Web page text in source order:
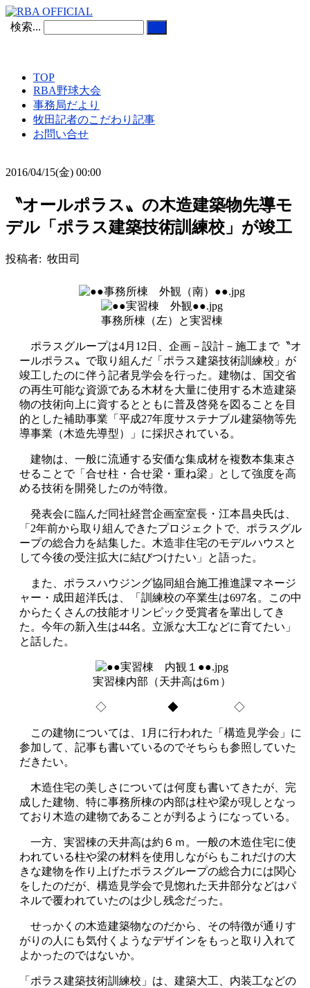
検索...
TOP
RBA野球大会
事務局だより
牧田記者のこだわり記事
お問い合せ
2016/04/15(金) 00:00
〝オールポラス〟の木造建築物先導モ
デル「ポラス建築技術訓練校」が竣工
投稿者: 牧田司
事務所棟（左）と実習棟
ポラスグループは4月12日、企画－設計－施工まで〝オ
ールポラス〟で取り組んだ「ポラス建築技術訓練校」が
竣工したのに伴う記者見学会を行った。建物は、国交省
の再生可能な資源である木材を大量に使用する木造建築
物の技術向上に資するとともに普及啓発を図ることを目
的とした補助事業「平成27年度サステナブル建築物等先
導事業（木造先導型）」に採択されている。
建物は、一般に流通する安価な集成材を複数本集束さ
せることで「合せ柱・合せ梁・重ね梁」として強度を高
める技術を開発したのが特徴。
発表会に臨んだ同社経営企画室室長・江本昌央氏は、
「2年前から取り組んできたプロジェクトで、ポラスグル
ープの総合力を結集した。木造非住宅のモデルハウスと
して今後の受注拡大に結びつけたい」と語った。
また、ポラスハウジング協同組合施工推進課マネージ
ャー・成田超洋氏は、「訓練校の卒業生は697名。この中
からたくさんの技能オリンピック受賞者を輩出してき
た。今年の新入生は44名。立派な大工などに育てたい」
と話した。
実習棟内部（天井高は6ｍ）
◇ ◆ ◇
この建物については、1月に行われた「構造見学会」に
参加して、記事も書いているのでそちらも参照していた
だきたい。
木造住宅の美しさについては何度も書いてきたが、完
成した建物、特に事務所棟の内部は柱や梁が現しとなっ
ており木造の建物であることが判るようになっている。
一方、実習棟の天井高は約６ｍ。一般の木造住宅に使
われている柱や梁の材料を使用しながらもこれだけの大
きな建物を作り上げたポラスグループの総合力には関心
をしたのだが、構造見学会で見惚れた天井部分などはパ
ネルで覆われていたのは少し残念だった。
せっかくの木造建築物なのだから、その特徴が通りす
がりの人にも気付くようなデザインをもっと取り入れて
よかったのではないか。
「ポラス建築技術訓練校」は、建築大工、内装工などの